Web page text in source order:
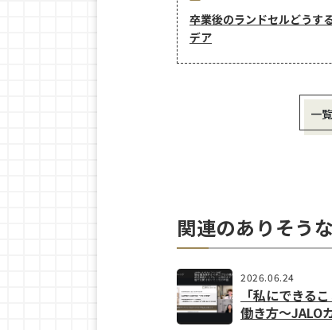
卒業後のランドセルどうす
デア
一
関連のありそう
2026.06.24
「私にできる
働き方〜JALO